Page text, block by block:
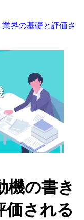
界の基礎と評価さ
機の書き
価される